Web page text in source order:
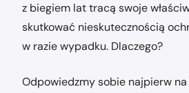
z biegiem lat tracą swoje
skutkować nieskutecznością
w razie wypadku. Dlaczego?
Odpowiedzmy sobie najpierw